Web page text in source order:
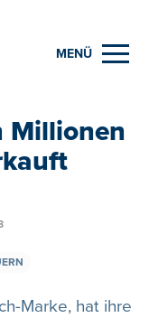
MENÜ
Millionen
Marke, hat ihre